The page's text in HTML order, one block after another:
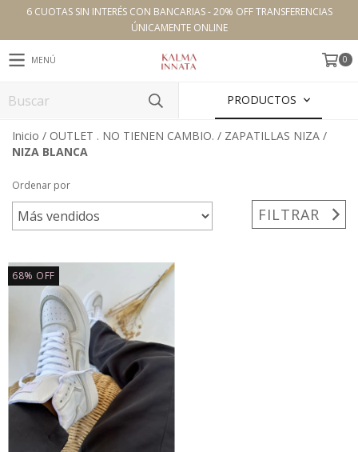
6 CUOTAS SIN INTERÉS CON BANCARIAS - 20% OFF TRANSFERENCIAS
ÚNICAMENTE ONLINE
MENÚ 0
PRODUCTOS
Inicio / OUTLET . NO TIENEN CAMBIO. / ZAPATILLAS NIZA /
NIZA BLANCA
Ordenar por
FILTRAR
68% OFF